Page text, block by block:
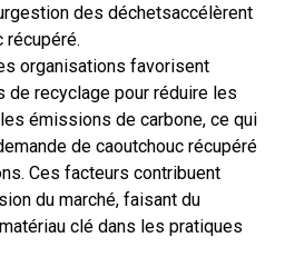
gestion des déchetsaccélèrent
récupéré.
organisations favorisent
recyclage pour réduire les
émissions de carbone, ce qui
de caoutchouc récupéré
Ces facteurs contribuent
du marché, faisant du
clé dans les pratiques